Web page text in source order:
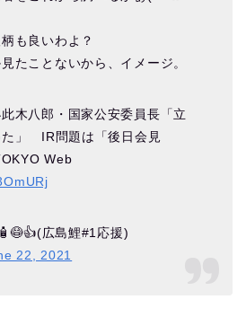
も良いわよ？
たことないから、イメージ。
木八郎・国家公安委員長「立
た」 IR問題は「後日会見
Web
広島鯉#1応援)
22, 2021